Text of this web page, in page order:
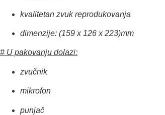
kvalitetan zvuk reprodukovanja
dimenzije: (159 x 126 x 223)mm
# U pakovanju dolazi:
zvučnik
mikrofon
punjač